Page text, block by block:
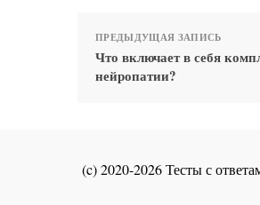
ПРЕДЫДУЩАЯ ЗАПИСЬ
Что включает в себя
нейропатии?
(c) 2020-2026 Тесты с